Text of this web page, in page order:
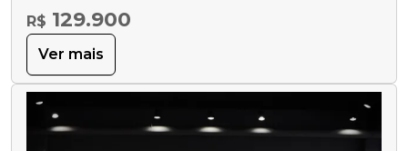
R$ 129.900
Ver mais